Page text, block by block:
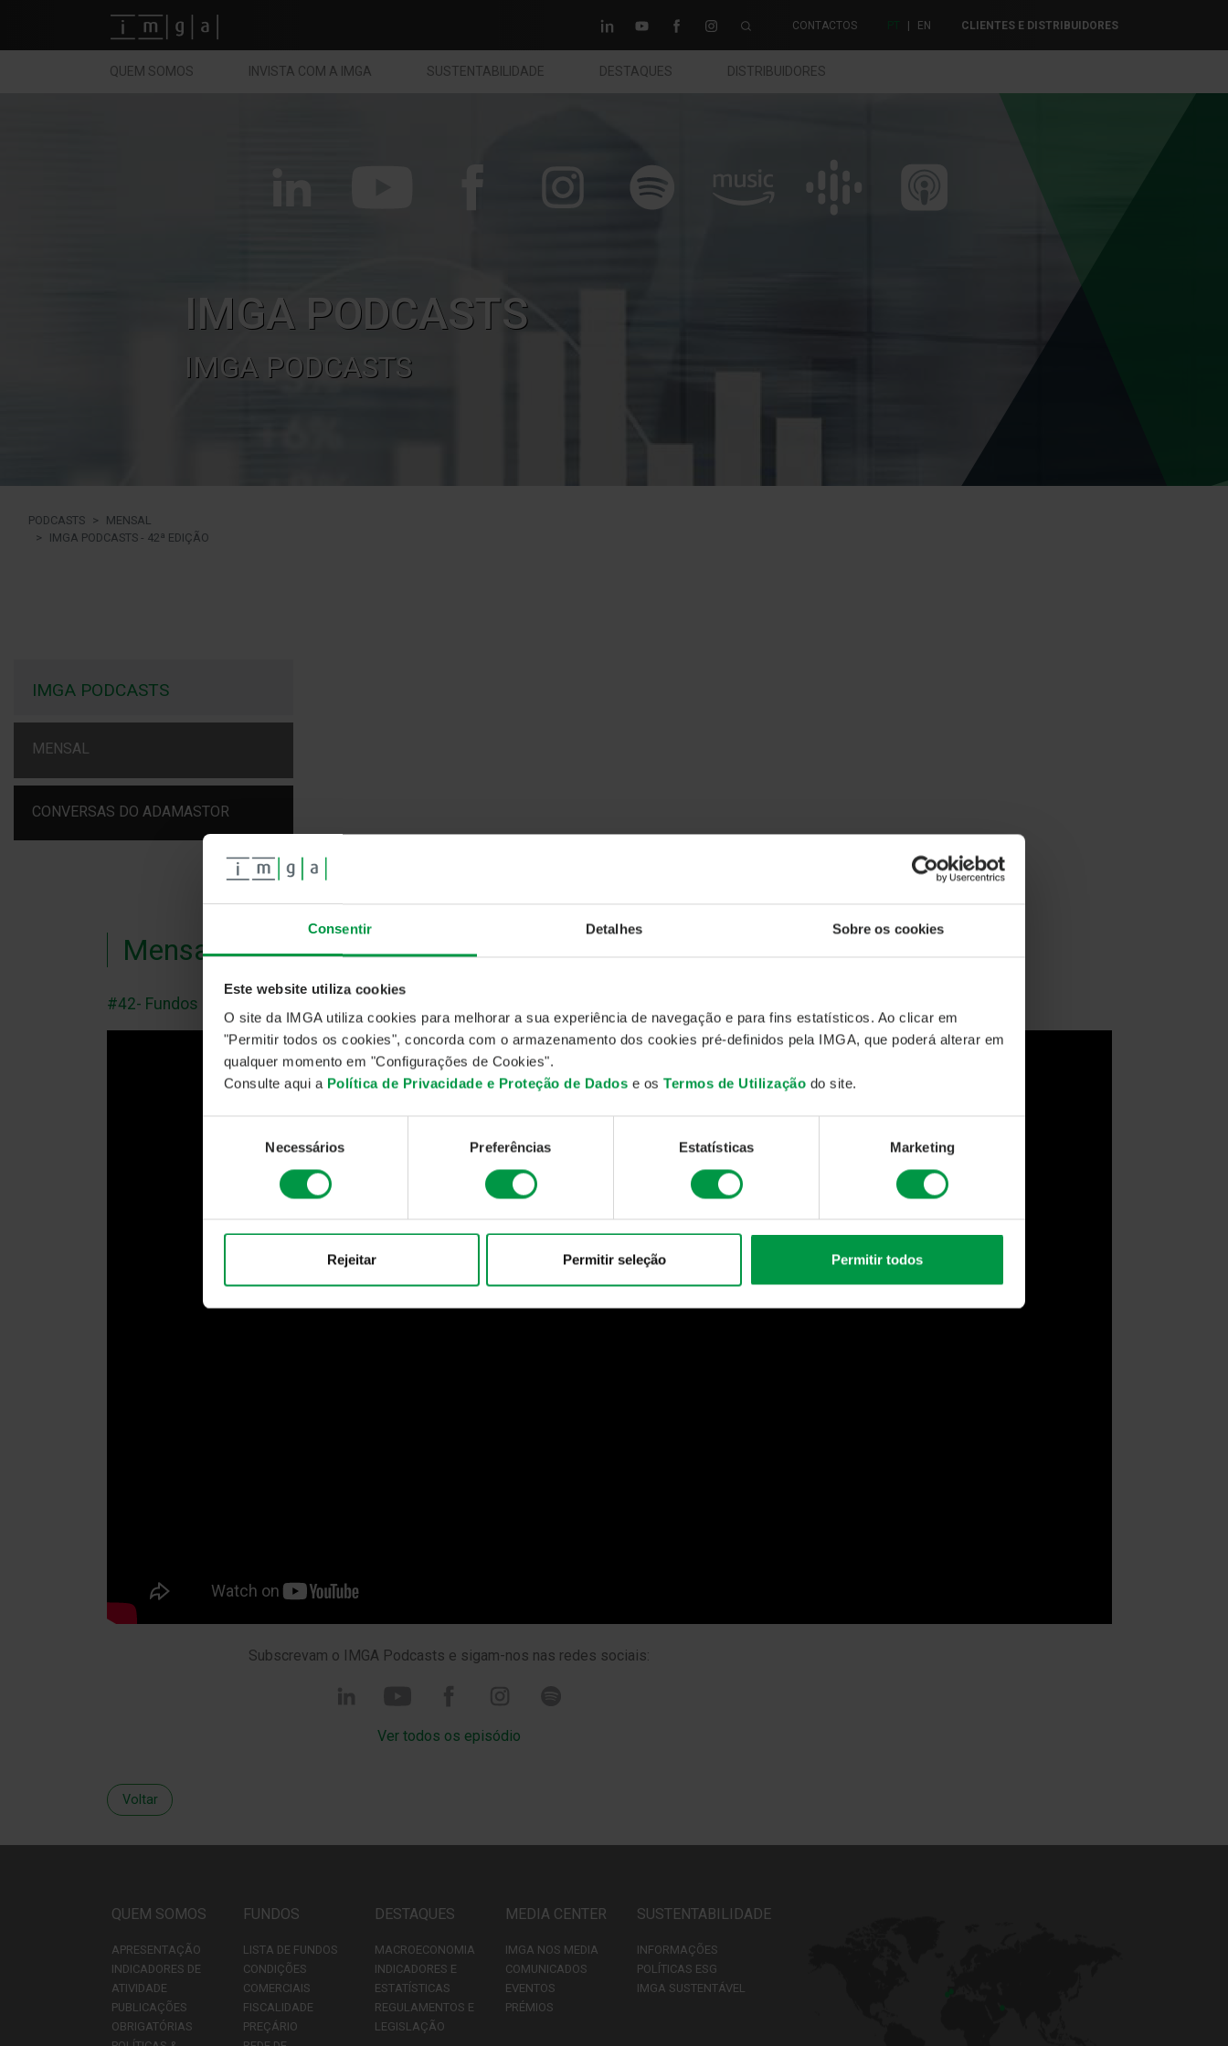
Consentir Detalhes Sobre os cookies
Este website utiliza cookies
O site da IMGA utiliza cookies para melhorar a sua experiência de navegação e para fins estatísticos. Ao clicar em
"Permitir todos os cookies", concorda com o armazenamento dos cookies pré-definidos pela IMGA, que poderá alterar em
qualquer momento em "Configurações de Cookies".
Consulte aqui a Política de Privacidade e Proteção de Dados e os Termos de Utilização do site.
consentimento
Necessários Preferências Estatísticas Marketing
Rejeitar Permitir seleção Permitir todos
Fundos imga CONTACTOS PT | EN CLIENTES E DISTRIBUIDORES
QUEM SOMOS INVISTA COM A IMGA SUSTENTABILIDADE DESTAQUES DISTRIBUIDORES
IMGA PODCASTS
IMGA PODCASTS
PODCASTS
MENSAL
IMGA PODCASTS - 42ª EDIÇÃO
IMGA PODCASTS
MENSAL
CONVERSAS DO ADAMASTOR
Mensal
#42- Fundos Multiativos e PPRs
Subscrevam o IMGA Podcasts e sigam-nos nas redes sociais:
Ver todos os episódio
Voltar
QUEM SOMOS
APRESENTAÇÃO
INDICADORES DE
ATIVIDADE
PUBLICAÇÕES
OBRIGATÓRIAS
FUNDOS
LISTA DE FUNDOS
CONDIÇÕES
COMERCIAIS
FISCALIDADE
PREÇÁRIO
DESTAQUES
MACROECONOMIA
INDICADORES E
ESTATÍSTICAS
REGULAMENTOS E
LEGISLAÇÃO
MEDIA CENTER
IMGA NOS MEDIA
COMUNICADOS
EVENTOS
PRÉMIOS
SUSTENTABILIDADE
INFORMAÇÕES
POLÍTICAS ESG
IMGA SUSTENTÁVEL